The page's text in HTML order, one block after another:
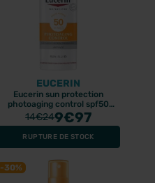
EUCERIN
Eucerin sun protection
photoaging control spf50
50ml
14€249€97
RUPTURE DE STOCK
-30%